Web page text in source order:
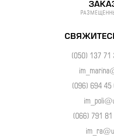
(050) 137 71
(096) 694 45
(066) 791 81